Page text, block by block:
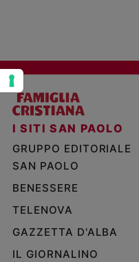
siamo
Contatti
Redazione
Social
I SITI SAN PAOLO
GRUPPO EDITORIALE
SAN PAOLO
BENESSERE
TELENOVA
GAZZETTA D'ALBA
IL GIORNALINO